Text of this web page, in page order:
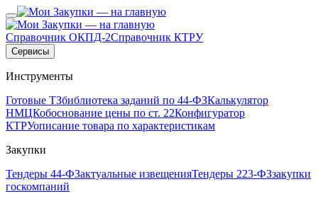
Справочник ОКПД-2Справочник КТРУ
Сервисы
Инструменты
Готовые ТЗбиблиотека заданий по 44-ФЗКалькулятор
НМЦКобоснование цены по ст. 22Конфигуратор
КТРУописание товара по характеристикам
Закупки
Тендеры 44-ФЗактуальные извещенияТендеры 223-ФЗзакупки
госкомпаний